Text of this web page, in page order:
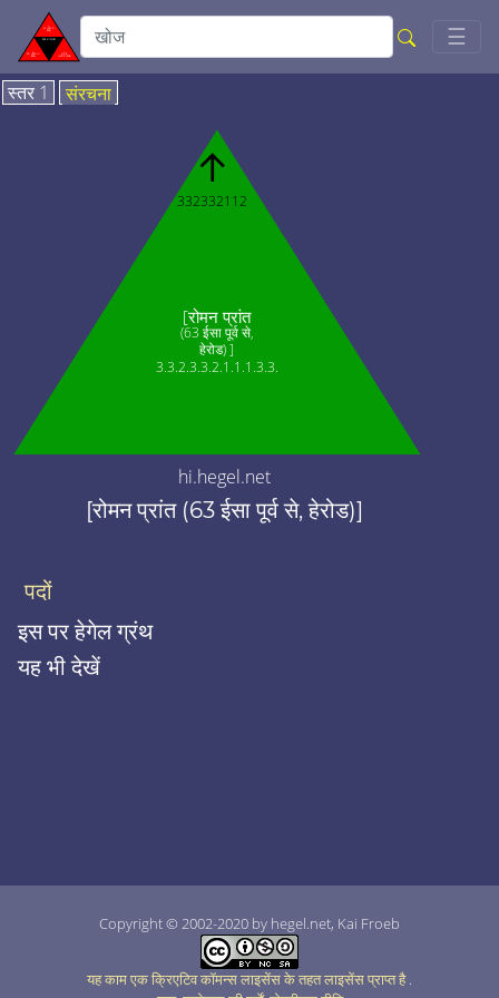
☰
स्तर 1 संरचना
[रोमन प्रांत
(63 ईसा पूर्व से,
हेरोड) ]
3.3.2.3.3.2.1.1.1.3.3.
↑
332332112
hi.hegel.net
[रोमन प्रांत (63 ईसा पूर्व से, हेरोड)]
पदों
इस पर हेगेल ग्रंथ
यह भी देखें
Copyright © 2002-2020 by hegel.net, Kai Froeb
यह काम एक क्रिएटिव कॉमन्स लाइसेंस के तहत लाइसेंस प्राप्त है.